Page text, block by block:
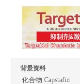
背景资料
化合物 Capstafin